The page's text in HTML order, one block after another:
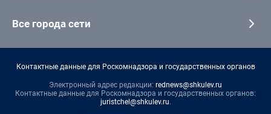
Все города сети
Контактные данные для Роскомнадзора и государственных органов
Электронный адрес редакции: rednews@shkulev.ru
Контактные данные для Роскомнадзора и государственных органов:
juristchel@shkulev.ru.